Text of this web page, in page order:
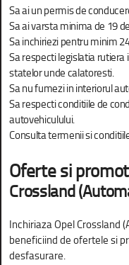
Sa ai un permis de
Sa ai varsta minima de 19
Sa inchiriezi pentru minim
Sa respecti legislatia
statelor unde calatoresti.
Sa nu fumezi in interiorul
Sa respecti conditiile de
autovehiculului.
Consulta termenii si
Oferte si
Crossland
Inchiriaza Opel Crossland
beneficiind de ofertele si
desfasurare.